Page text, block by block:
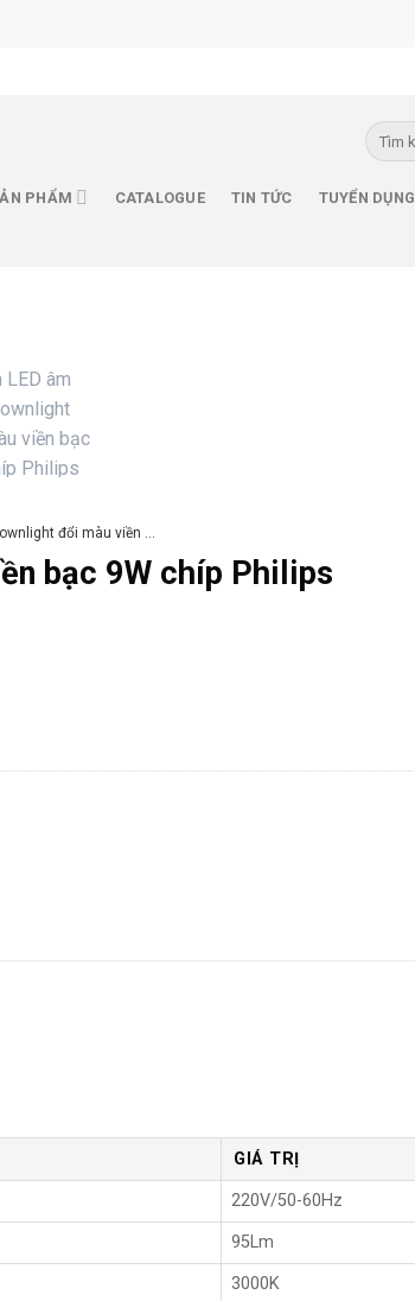
PHẨM CATALOGUE TIN TỨC TUYỂN DỤNG
Tìm
kiếm:
Đèn LED âm trần Downlight đổi màu viền bạc 9W chíp Philips
bạc 9W chíp Philips
GIÁ TRỊ
220V/50-60Hz
95Lm
3000K